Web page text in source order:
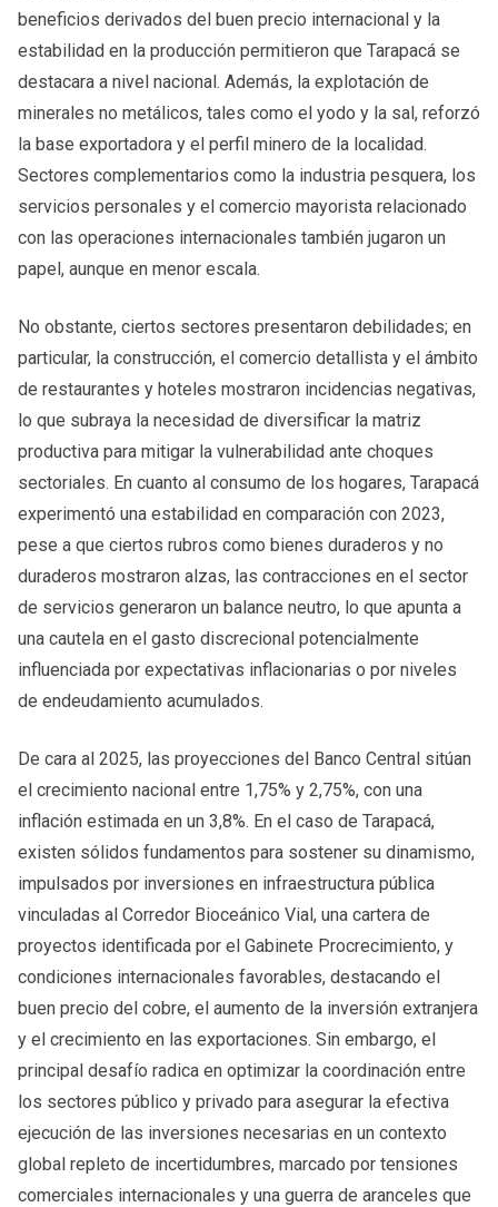
beneficios derivados del buen precio internacional y la
estabilidad en la producción permitieron que Tarapacá se
destacara a nivel nacional. Además, la explotación de
minerales no metálicos, tales como el yodo y la sal, reforzó
la base exportadora y el perfil minero de la localidad.
Sectores complementarios como la industria pesquera, los
servicios personales y el comercio mayorista relacionado
con las operaciones internacionales también jugaron un
papel, aunque en menor escala.
No obstante, ciertos sectores presentaron debilidades; en
particular, la construcción, el comercio detallista y el ámbito
de restaurantes y hoteles mostraron incidencias negativas,
lo que subraya la necesidad de diversificar la matriz
productiva para mitigar la vulnerabilidad ante choques
sectoriales. En cuanto al consumo de los hogares, Tarapacá
experimentó una estabilidad en comparación con 2023,
pese a que ciertos rubros como bienes duraderos y no
duraderos mostraron alzas, las contracciones en el sector
de servicios generaron un balance neutro, lo que apunta a
una cautela en el gasto discrecional potencialmente
influenciada por expectativas inflacionarias o por niveles
de endeudamiento acumulados.
De cara al 2025, las proyecciones del Banco Central sitúan
el crecimiento nacional entre 1,75% y 2,75%, con una
inflación estimada en un 3,8%. En el caso de Tarapacá,
existen sólidos fundamentos para sostener su dinamismo,
impulsados por inversiones en infraestructura pública
vinculadas al Corredor Bioceánico Vial, una cartera de
proyectos identificada por el Gabinete Procrecimiento, y
condiciones internacionales favorables, destacando el
buen precio del cobre, el aumento de la inversión extranjera
y el crecimiento en las exportaciones. Sin embargo, el
principal desafío radica en optimizar la coordinación entre
los sectores público y privado para asegurar la efectiva
ejecución de las inversiones necesarias en un contexto
global repleto de incertidumbres, marcado por tensiones
comerciales internacionales y una guerra de aranceles que